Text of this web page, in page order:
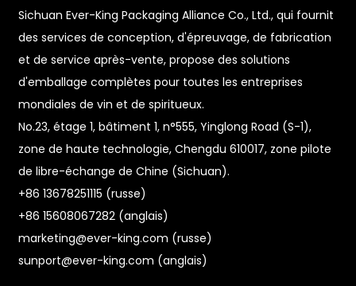
Sichuan Ever-King Packaging Alliance Co., Ltd., qui fournit
des services de conception, d'épreuvage, de fabrication
et de service après-vente, propose des solutions
d'emballage complètes pour toutes les entreprises
mondiales de vin et de spiritueux.
No.23, étage 1, bâtiment 1, n°555, Yinglong Road (S-1),
zone de haute technologie, Chengdu 610017, zone pilote
de libre-échange de Chine (Sichuan).
+86 13678251115 (russe)
+86 15608067282 (anglais)
marketing@ever-king.com (russe)
sunport@ever-king.com (anglais)